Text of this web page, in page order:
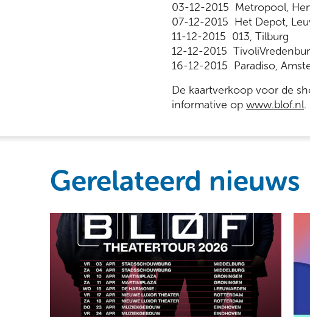
03-12-2015 Metropool,
07-12-2015 Het Depot,
11-12-2015 013, Tilburg
12-12-2015
16-12-2015 Paradiso,
De kaartverkoop voor de
informative op www.blof.nl.
Gerelateerd nieuws